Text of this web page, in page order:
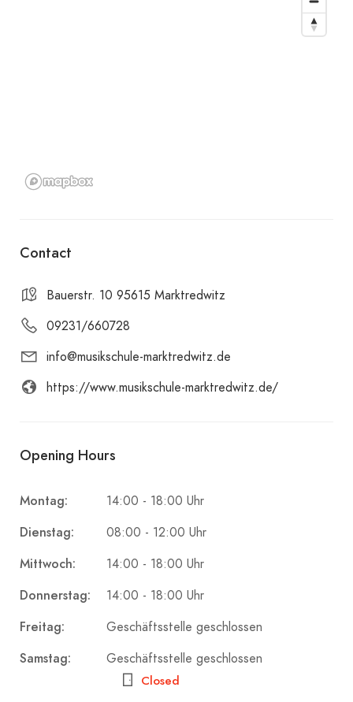
Contact
Bauerstr. 10 95615 Marktredwitz
09231/660728
info@musikschule-marktredwitz.de
https://www.musikschule-marktredwitz.de/
Opening Hours
Montag: 14:00 - 18:00 Uhr
Dienstag: 08:00 - 12:00 Uhr
Mittwoch: 14:00 - 18:00 Uhr
Donnerstag: 14:00 - 18:00 Uhr
Freitag: Geschäftsstelle geschlossen
Samstag:
Geschäftsstelle geschlossen
Closed